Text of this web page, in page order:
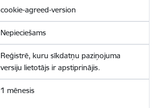
cookie-agreed-version
Nepieciešams
Reģistrē, kuru sīkdatņu paziņojuma
versiju lietotājs ir apstiprinājis.
1 mēnesis